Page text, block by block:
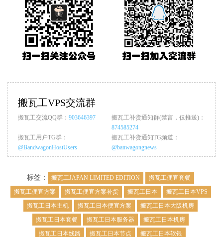
搬瓦工VPS交流群
搬瓦工交流QQ群： 903646397
搬瓦工补货通知群(禁言，仅推送)：
874585274
搬瓦工用户TG群：
@BandwagonHostUsers
搬瓦工补货通知TG频道：
@banwagongnews
标签： 搬瓦工JAPAN LIMITED EDITION
搬瓦工便宜套餐
搬瓦工便宜方案
搬瓦工便宜方案补货 搬瓦工日本
搬瓦工日本VPS
搬瓦工日本主机
搬瓦工日本便宜方案
搬瓦工日本大阪机房
搬瓦工日本套餐
搬瓦工日本服务器
搬瓦工日本机房
搬瓦工日本线路
搬瓦工日本节点
搬瓦工日本软银